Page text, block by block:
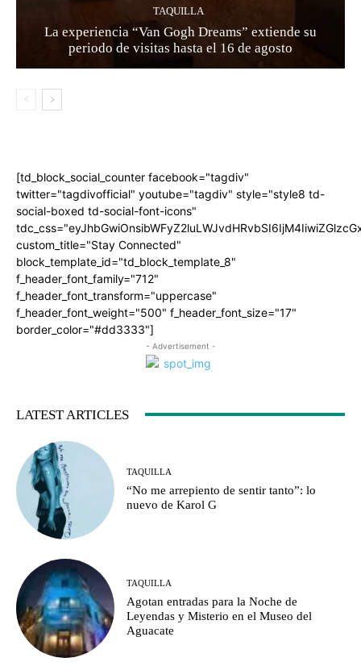
TAQUILLA
La experiencia “Van Gogh Dreams” extiende su
periodo de visitas hasta el 16 de agosto
[td_block_social_counter facebook="tagdiv"
twitter="tagdivofficial" youtube="tagdiv" style="style8 td-
social-boxed td-social-font-icons"
custom_title="Stay Connected"
block_template_id="td_block_template_8"
f_header_font_family="712"
f_header_font_transform="uppercase"
f_header_font_weight="500" f_header_font_size="17"
border_color="#dd3333"]
- Advertisement -
LATEST ARTICLES
TAQUILLA
“No me arrepiento de sentir tanto”: lo
nuevo de Karol G
TAQUILLA
Agotan entradas para la Noche de
Leyendas y Misterio en el Museo del
Aguacate